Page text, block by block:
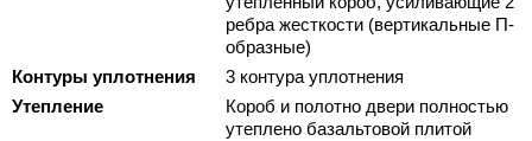
ребра жесткости (вертикальные П-
образные)
Контуры уплотнения
3 контура уплотнения
Утепление
Короб и полотно двери полностью
утеплено базальтовой плитой